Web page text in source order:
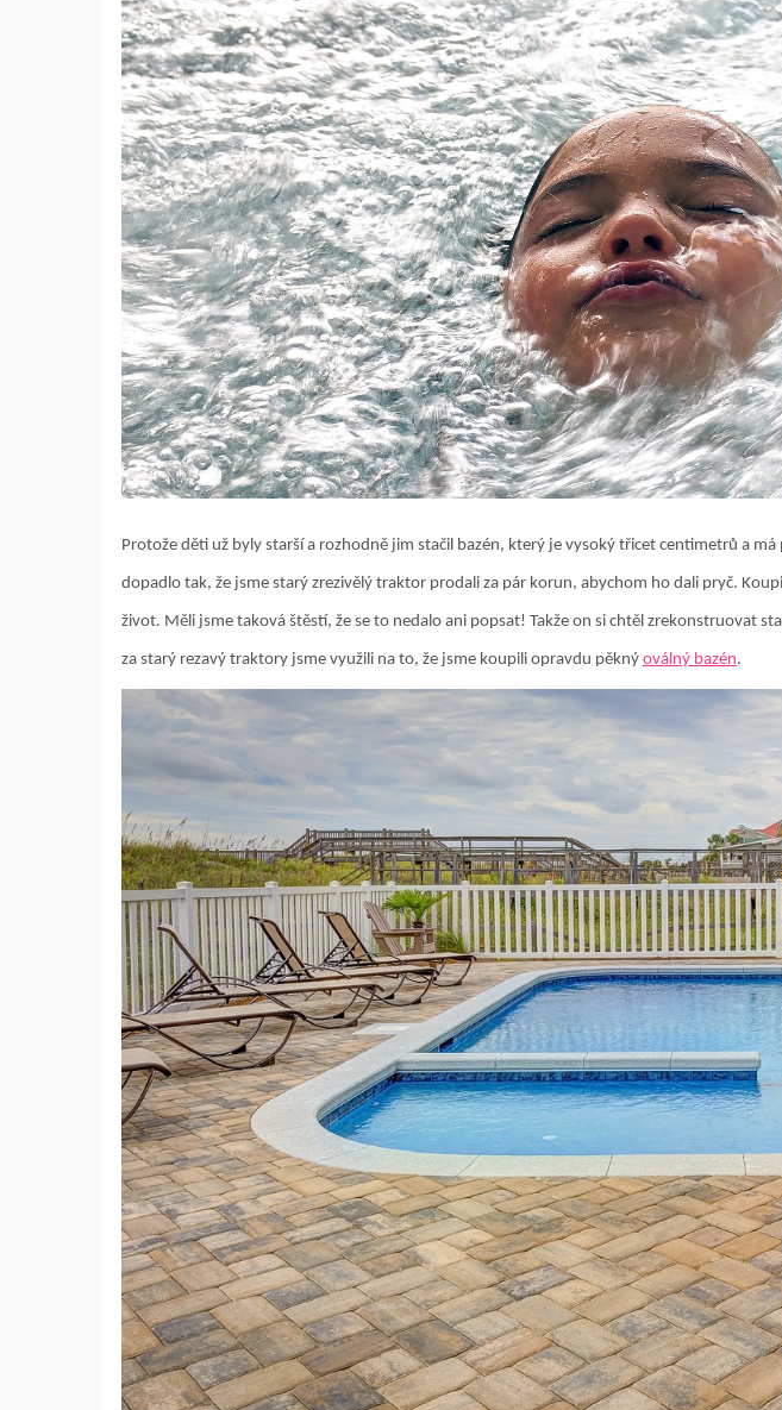
Protože děti už byly starší a rozhodně jim stačil bazén, který je vysoký třicet centimetrů a
dopadlo tak, že jsme starý zrezivělý traktor prodali za pár korun, abychom ho dali pryč.
život. Měli jsme taková štěstí, že se to nedalo ani popsat! Takže on si chtěl zrekonstruovat
za starý rezavý traktory jsme využili na to, že jsme koupili opravdu pěkný oválný bazén.